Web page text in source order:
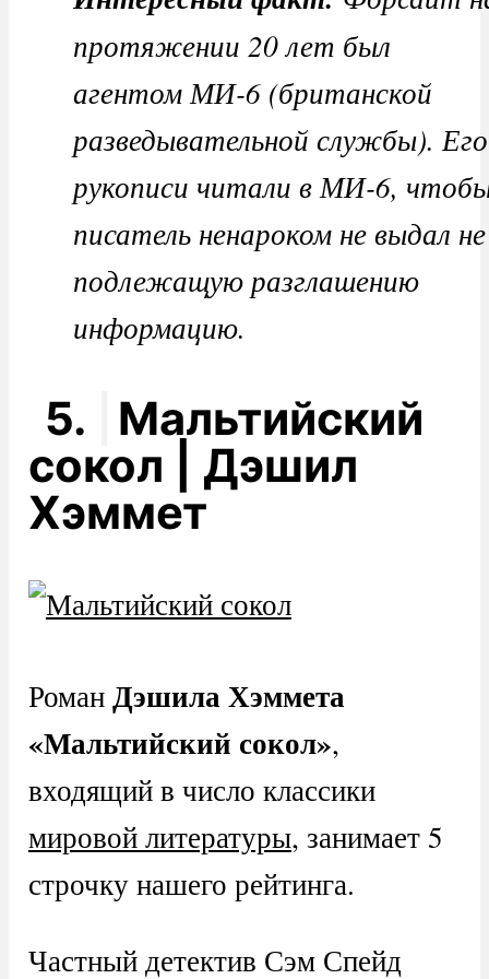
протяжении 20 лет был
агентом МИ-6 (британской
разведывательной службы). Его
рукописи читали в МИ-6,
писатель ненароком не выдал не
подлежащую разглашению
информацию.
5.
Мальтийский
сокол | Дэшил
Хэммет
РоманДэшила Хэммета
«Мальтийский сокол»,
входящий в число классики
мировой литературы, занимает 5
строчку нашего рейтинга.
Частный детектив Сэм Спейд